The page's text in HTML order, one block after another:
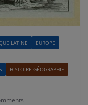
LATINE
EUROPE
HISTOIRE-GÉOGRAPHIE